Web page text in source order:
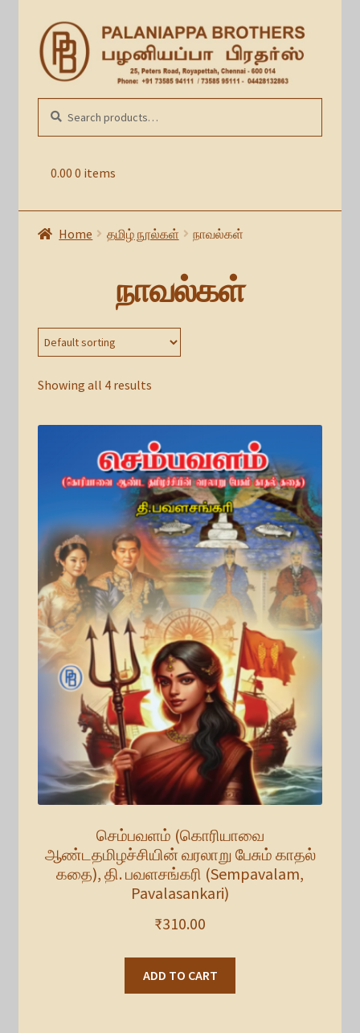
Skip
to
navigation
Skip
to
content
0.00 0 items
for:
Home தமிழ் நூல்கள் நாவல்கள்
நாவல்கள்
Showing all 4 results
செம்பவளம் (கொரியாவை
ஆண்டதமிழச்சியின் வரலாறு பேசும் காதல்
கதை), தி. பவளசங்கரி (Sempavalam,
Pavalasankari)
₹310.00
ADD TO CART